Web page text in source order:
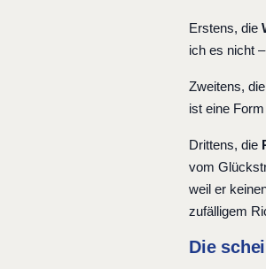
Erstens, die
ich es nicht
Zweitens, die
ist eine
Drittens, die
vom
weil er
zufälligem
Die